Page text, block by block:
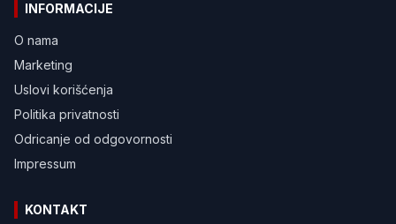
INFORMACIJE
O nama
Marketing
Uslovi korišćenja
Politika privatnosti
Odricanje od odgovornosti
Impressum
KONTAKT